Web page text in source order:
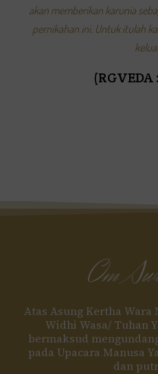
akan memberikan karunia
pernikahan ini. Untuk itulah
Om
Atas Asung Kertha Wara
Widhi Wasa/ Tuhan
bermaksud
pada Upacara Manusa
dan